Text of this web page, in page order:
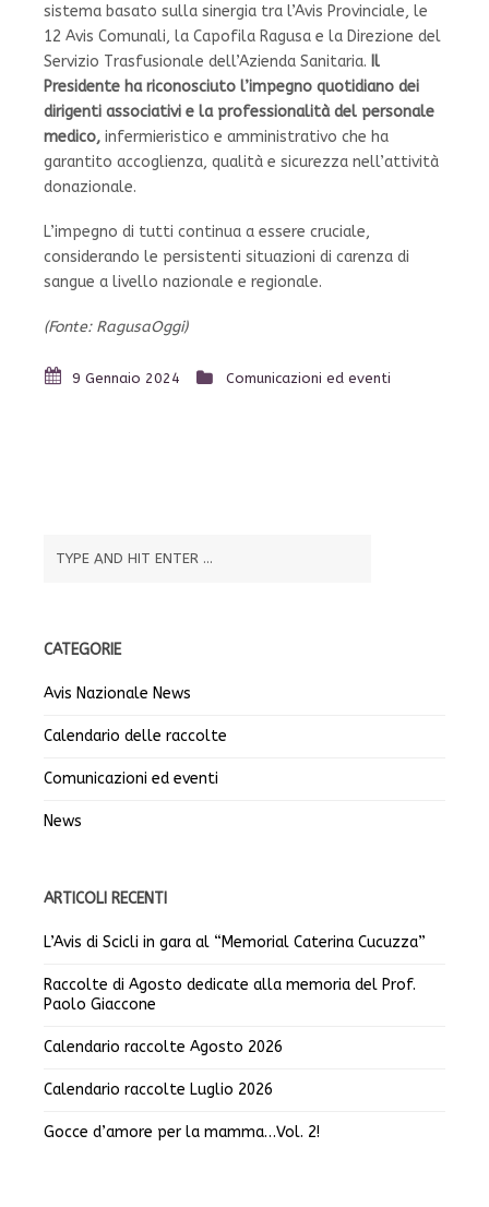
sistema basato sulla sinergia tra l’Avis Provinciale, le
12 Avis Comunali, la Capofila Ragusa e la Direzione del
Servizio Trasfusionale dell’Azienda Sanitaria. Il
Presidente ha riconosciuto l’impegno quotidiano dei
dirigenti associativi e la professionalità del personale
medico, infermieristico e amministrativo che ha
garantito accoglienza, qualità e sicurezza nell’attività
donazionale.
L’impegno di tutti continua a essere cruciale,
considerando le persistenti situazioni di carenza di
sangue a livello nazionale e regionale.
(Fonte: RagusaOggi)
9 Gennaio 2024 Comunicazioni ed eventi
CATEGORIE
Avis Nazionale News
Calendario delle raccolte
Comunicazioni ed eventi
News
ARTICOLI RECENTI
L’Avis di Scicli in gara al “Memorial Caterina Cucuzza”
Raccolte di Agosto dedicate alla memoria del Prof.
Paolo Giaccone
Calendario raccolte Agosto 2026
Calendario raccolte Luglio 2026
Gocce d’amore per la mamma…Vol. 2!